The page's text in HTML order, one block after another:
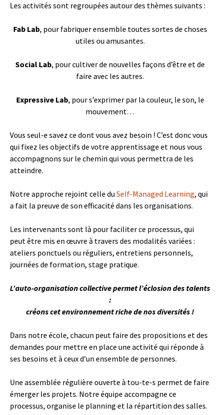
Les activités sont regroupées autour des thèmes suivants :
Fab Lab, pour fabriquer ensemble toutes sortes de choses
utiles ou amusantes.
Social Lab, pour cultiver de nouvelles façons d’être et de
faire avec les autres.
Expressive Lab, pour s’exprimer par la couleur, le son, le
mouvement…
Vous seul-e savez ce dont vous avez besoin ! C’est donc vous
qui fixez les objectifs de votre apprentissage et nous vous
accompagnons sur le chemin qui vous permettra de les
atteindre.
Notre approche rejoint celle du Self-Managed Learning, qui
a fait la preuve de son efficacité dans les organisations.
Les intervenants sont là pour faciliter ce processus, qui
peut être mis en œuvre à travers des modalités variées :
ateliers ponctuels ou réguliers, entretiens personnels,
journées de formation, stage pratique.
L’auto-organisation collective permet l’éclosion des talents
:
créons cet environnement riche de nos diversités !
Dans notre école, chacun peut faire des propositions et des
demandes pour mettre en place une activité qui réponde à
ses besoins et à ceux d’un ensemble de personnes.
Une assemblée régulière ouverte à tou-te-s permet de faire
émerger les projets. Notre équipe accompagne ce
processus, organise le planning et la répartition des salles.